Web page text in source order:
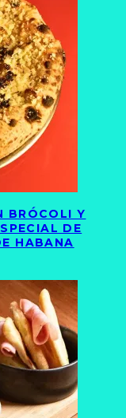
BRÓCOLI Y
DE
HABANA